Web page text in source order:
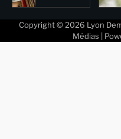
Copyright © 2026 Lyon
Médias |